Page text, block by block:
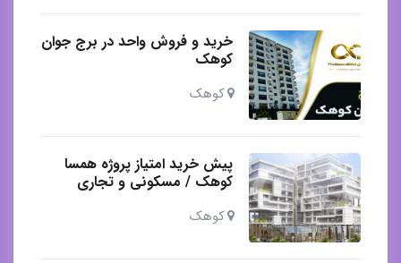
خرید و فروش واحد در برج جوان
کوهک
کوهک
پیش خرید امتیاز پروژه همسا
کوهک / مسکونی و تجاری
کوهک